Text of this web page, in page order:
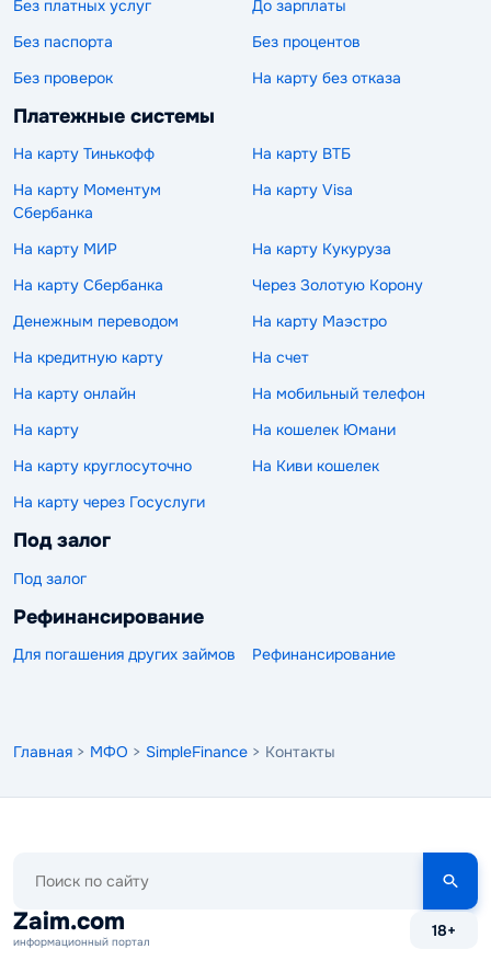
Без платных услуг
До зарплаты
Без паспорта
Без процентов
Без проверок
На карту без отказа
Платежные системы
На карту Тинькофф
На карту ВТБ
На карту Моментум
Сбербанка
На карту Visa
На карту МИР
На карту Кукуруза
На карту Сбербанка
Через Золотую Корону
Денежным переводом
На карту Маэстро
На кредитную карту
На счет
На карту онлайн
На мобильный телефон
На карту
На кошелек Юмани
На карту круглосуточно
На Киви кошелек
На карту через Госуслуги
Под залог
Под залог
Рефинансирование
Для погашения других займов Рефинансирование
Главная > МФО > SimpleFinance > Контакты
сайту
Zaim.com
информационный портал
18+